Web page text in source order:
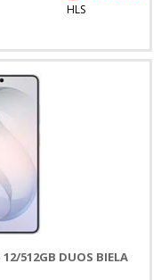
HLS
512GB DUOS BIELA